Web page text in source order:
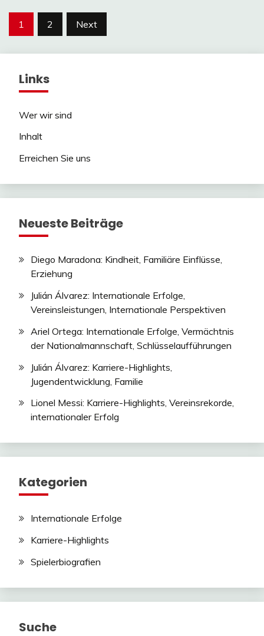
Posts
1 2 Next
Links
Wer wir sind
Inhalt
Erreichen Sie uns
Neueste Beiträge
Diego Maradona: Kindheit, Familiäre Einflüsse,
Erziehung
Julián Álvarez: Internationale Erfolge,
Vereinsleistungen, Internationale Perspektiven
Ariel Ortega: Internationale Erfolge, Vermächtnis
der Nationalmannschaft, Schlüsselaufführungen
Julián Álvarez: Karriere-Highlights,
Jugendentwicklung, Familie
Lionel Messi: Karriere-Highlights, Vereinsrekorde,
internationaler Erfolg
Kategorien
Internationale Erfolge
Karriere-Highlights
Spielerbiografien
Suche